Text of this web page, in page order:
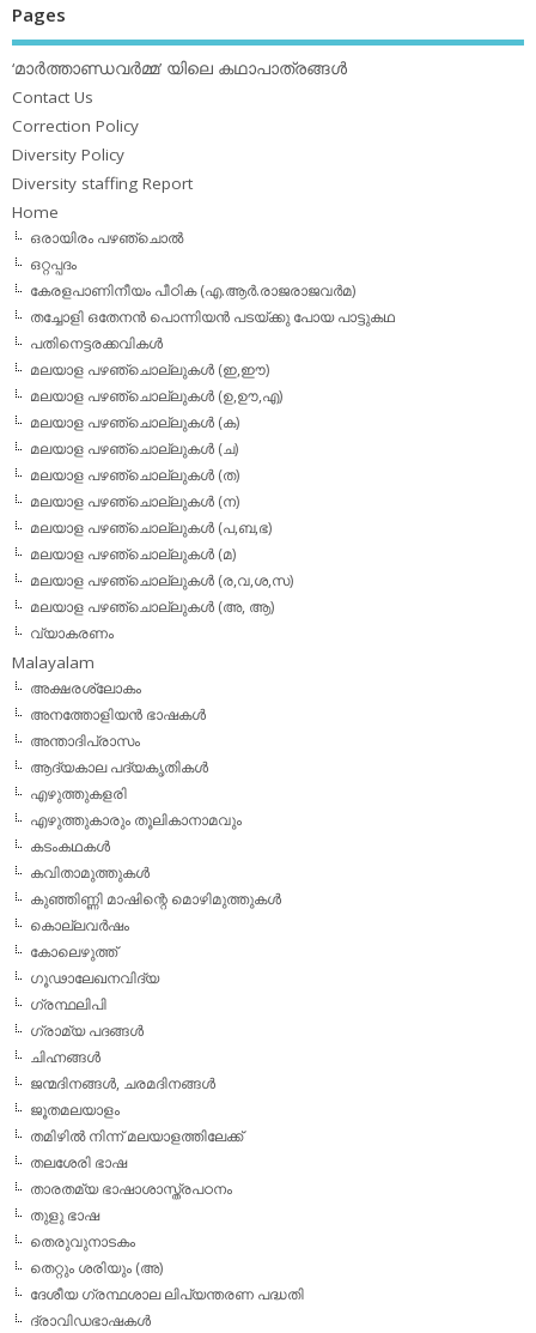
Pages
‘മാര്‍ത്താണ്ഡവര്‍മ്മ’ യിലെ കഥാപാത്രങ്ങള്‍
Contact Us
Correction Policy
Diversity Policy
Diversity staffing Report
Home
ഒരായിരം പഴഞ്ചൊല്‍
ഒറ്റപ്പദം
കേരളപാണിനീയം പീഠിക (എ.ആര്‍.രാജരാജവര്‍മ)
തച്ചോളി ഒതേനൻ പൊന്നിയൻ പടയ്‌ക്കു പോയ പാട്ടുകഥ
പതിനെട്ടരക്കവികള്‍
മലയാള പഴഞ്ചൊല്ലുകള്‍ (ഇ,ഈ)
മലയാള പഴഞ്ചൊല്ലുകള്‍ (ഉ,ഊ,എ)
മലയാള പഴഞ്ചൊല്ലുകള്‍ (ക)
മലയാള പഴഞ്ചൊല്ലുകള്‍ (ച)
മലയാള പഴഞ്ചൊല്ലുകള്‍ (ത)
മലയാള പഴഞ്ചൊല്ലുകള്‍ (ന)
മലയാള പഴഞ്ചൊല്ലുകള്‍ (പ,ബ,ഭ)
മലയാള പഴഞ്ചൊല്ലുകള്‍ (മ)
മലയാള പഴഞ്ചൊല്ലുകള്‍ (ര,വ,ശ,സ)
മലയാള പഴഞ്ചൊല്ലുകൾ (അ, ആ)
വ്യാകരണം
Malayalam
അക്ഷരശ്ലോകം
അനത്തോളിയന്‍ ഭാഷകള്‍
അന്താദിപ്രാസം
ആദ്യകാല പദ്യകൃതികള്‍
എഴുത്തുകളരി
എഴുത്തുകാരും തൂലികാനാമവും
കടംകഥകള്‍
കവിതാമുത്തുകള്‍
കുഞ്ഞിണ്ണി മാഷിന്റെ മൊഴിമുത്തുകള്‍
കൊല്ലവര്‍ഷം
കോലെഴുത്ത്
ഗൂഢാലേഖനവിദ്യ
ഗ്രന്ഥലിപി
ഗ്രാമ്യ പദങ്ങള്‍
ചിഹ്നങ്ങള്‍
ജന്മദിനങ്ങള്‍, ചരമദിനങ്ങള്‍
ജൂതമലയാളം
തമിഴില്‍ നിന്ന് മലയാളത്തിലേക്ക്
തലശേരി ഭാഷ
താരതമ്യ ഭാഷാശാസ്ത്രപഠനം
തുളു ഭാഷ
തെരുവുനാടകം
തെറ്റും ശരിയും (അ)
ദേശീയ ഗ്രന്ഥശാല ലിപ്യന്തരണ പദ്ധതി
ദ്രാവിഡഭാഷകള്‍